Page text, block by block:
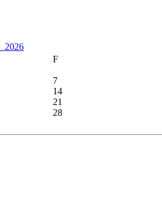
2026
F
7
14
21
28